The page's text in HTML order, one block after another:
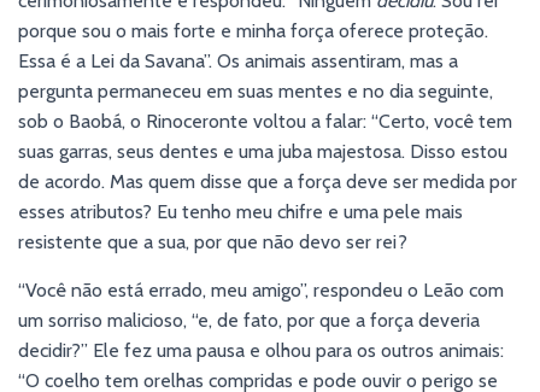
porque sou o mais forte e minha força oferece proteção.
Essa é a Lei da Savana”. Os animais assentiram, mas a
pergunta permaneceu em suas mentes e no dia seguinte,
sob o Baobá, o Rinoceronte voltou a falar: “Certo, você tem
suas garras, seus dentes e uma juba majestosa. Disso estou
de acordo. Mas quem disse que a força deve ser medida por
esses atributos? Eu tenho meu chifre e uma pele mais
resistente que a sua, por que não devo ser rei?
“Você não está errado, meu amigo”, respondeu o Leão com
um sorriso malicioso, “e, de fato, por que a força deveria
decidir?” Ele fez uma pausa e olhou para os outros animais:
“O coelho tem orelhas compridas e pode ouvir o perigo se